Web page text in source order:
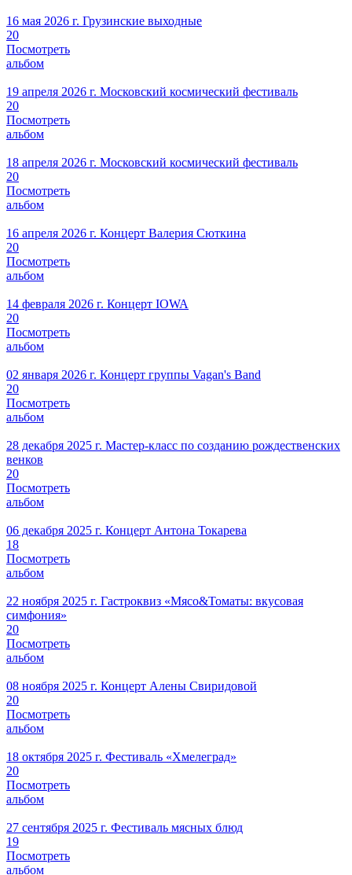
16 мая 2026 г. Грузинские выходные
20
Посмотреть
альбом
19 апреля 2026 г. Московский космический фестиваль
20
Посмотреть
альбом
18 апреля 2026 г. Московский космический фестиваль
20
Посмотреть
альбом
16 апреля 2026 г. Концерт Валерия Сюткина
20
Посмотреть
альбом
14 февраля 2026 г. Концерт IOWA
20
Посмотреть
альбом
02 января 2026 г. Концерт группы Vagan's Band
20
Посмотреть
альбом
28 декабря 2025 г. Мастер-класс по созданию рождественских
венков
20
Посмотреть
альбом
06 декабря 2025 г. Концерт Антона Токарева
18
Посмотреть
альбом
22 ноября 2025 г. Гастроквиз «Мясо&Томаты: вкусовая
симфония»
20
Посмотреть
альбом
08 ноября 2025 г. Концерт Алены Свиридовой
20
Посмотреть
альбом
18 октября 2025 г. Фестиваль «Хмелеград»
20
Посмотреть
альбом
27 сентября 2025 г. Фестиваль мясных блюд
19
Посмотреть
альбом